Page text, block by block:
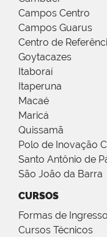
Campos Centro
Campos Guarus
Centro de
Goytacazes
Itaboraí
Itaperuna
Macaé
Maricá
Quissamã
Polo de Inovação
Santo Antônio de
São João da Barra
CURSOS
Formas de Ingresso
Cursos Técnicos